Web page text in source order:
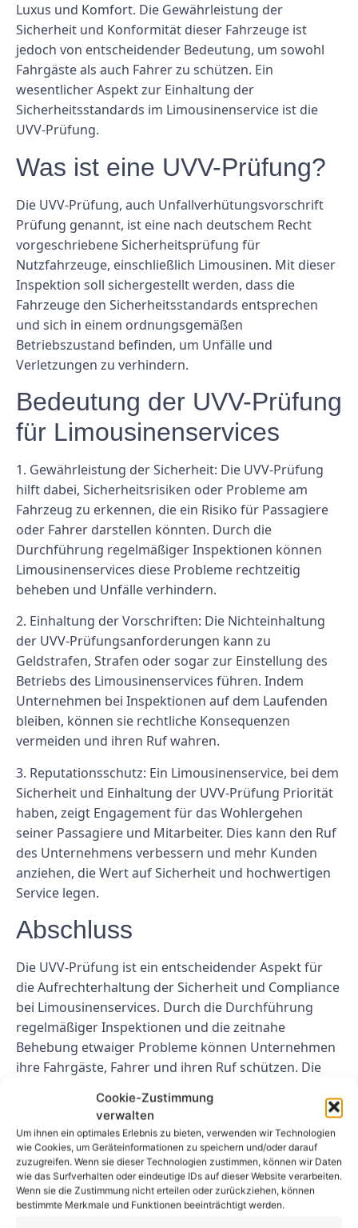
Cookie-Zustimmung
verwalten
Um ihnen ein optimales Erlebnis zu bieten, verwenden wir Technologien
wie Cookies, um Geräteinformationen zu speichern und/oder darauf
zuzugreifen. Wenn sie dieser Technologien zustimmen, können wir Daten
wie das Surfverhalten oder eindeutige IDs auf dieser Website verarbeiten.
Wenn sie die Zustimmung nicht erteilen oder zurückziehen, können
bestimmte Merkmale und Funktionen beeinträchtigt werden.
Luxus und Komfort. Die Gewährleistung der
Sicherheit und Konformität dieser Fahrzeuge ist
jedoch von entscheidender Bedeutung, um sowohl
Fahrgäste als auch Fahrer zu schützen. Ein
wesentlicher Aspekt zur Einhaltung der
Sicherheitsstandards im Limousinenservice ist die
UVV-Prüfung.
Was ist eine UVV-Prüfung?
Die UVV-Prüfung, auch Unfallverhütungsvorschrift
Prüfung genannt, ist eine nach deutschem Recht
vorgeschriebene Sicherheitsprüfung für
Nutzfahrzeuge, einschließlich Limousinen. Mit dieser
Inspektion soll sichergestellt werden, dass die
Fahrzeuge den Sicherheitsstandards entsprechen
und sich in einem ordnungsgemäßen
Betriebszustand befinden, um Unfälle und
Verletzungen zu verhindern.
Bedeutung der UVV-Prüfung
für Limousinenservices
1. Gewährleistung der Sicherheit: Die UVV-Prüfung
hilft dabei, Sicherheitsrisiken oder Probleme am
Fahrzeug zu erkennen, die ein Risiko für Passagiere
oder Fahrer darstellen könnten. Durch die
Durchführung regelmäßiger Inspektionen können
Limousinenservices diese Probleme rechtzeitig
beheben und Unfälle verhindern.
2. Einhaltung der Vorschriften: Die Nichteinhaltung
der UVV-Prüfungsanforderungen kann zu
Geldstrafen, Strafen oder sogar zur Einstellung des
Betriebs des Limousinenservices führen. Indem
Unternehmen bei Inspektionen auf dem Laufenden
bleiben, können sie rechtliche Konsequenzen
vermeiden und ihren Ruf wahren.
3. Reputationsschutz: Ein Limousinenservice, bei dem
Sicherheit und Einhaltung der UVV-Prüfung Priorität
haben, zeigt Engagement für das Wohlergehen
seiner Passagiere und Mitarbeiter. Dies kann den Ruf
des Unternehmens verbessern und mehr Kunden
anziehen, die Wert auf Sicherheit und hochwertigen
Service legen.
Abschluss
Die UVV-Prüfung ist ein entscheidender Aspekt für
die Aufrechterhaltung der Sicherheit und Compliance
bei Limousinenservices. Durch die Durchführung
regelmäßiger Inspektionen und die zeitnahe
Behebung etwaiger Probleme können Unternehmen
ihre Fahrgäste, Fahrer und ihren Ruf schützen. Die
gewährleistet nicht nur die Einhaltung gesetzlicher
Vorschriften, sondern fördert auch das Vertrauen
und die Loyalität der Kunden.
FAQs